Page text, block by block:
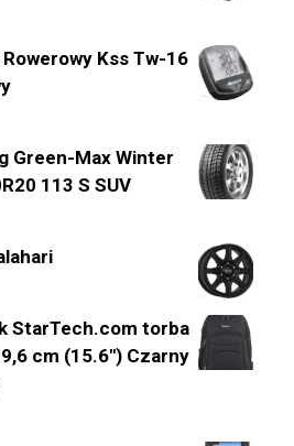
Kss Tw-16
Green-Max Winter
113 S SUV
StarTech.com torba
cm (15.6") Czarny